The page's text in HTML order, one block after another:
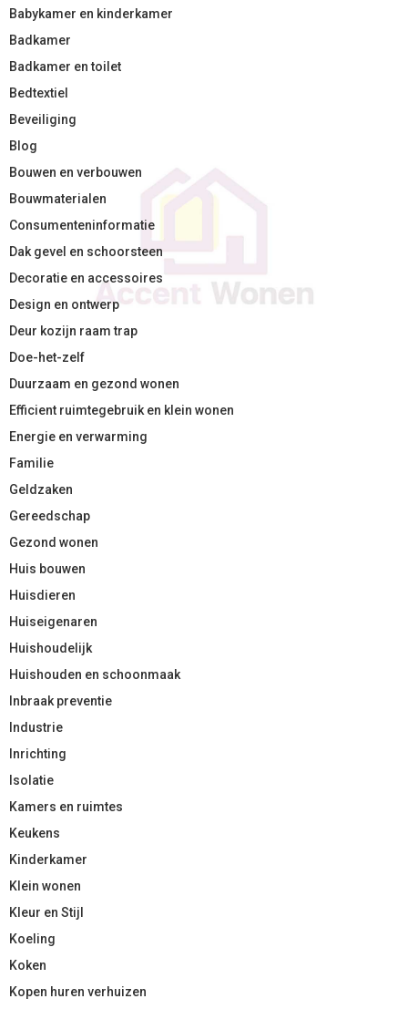
Babykamer en kinderkamer
Badkamer
Badkamer en toilet
Bedtextiel
Beveiliging
Blog
Bouwen en verbouwen
Bouwmaterialen
Consumenteninformatie
Dak gevel en schoorsteen
Decoratie en accessoires
Design en ontwerp
Deur kozijn raam trap
Doe-het-zelf
Duurzaam en gezond wonen
Efficient ruimtegebruik en klein wonen
Energie en verwarming
Familie
Geldzaken
Gereedschap
Gezond wonen
Huis bouwen
Huisdieren
Huiseigenaren
Huishoudelijk
Huishouden en schoonmaak
Inbraak preventie
Industrie
Inrichting
Isolatie
Kamers en ruimtes
Keukens
Kinderkamer
Klein wonen
Kleur en Stijl
Koeling
Koken
Kopen huren verhuizen